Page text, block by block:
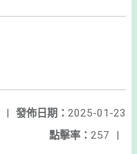
發佈日期： 2025-01-23
|
點擊率： 257 |